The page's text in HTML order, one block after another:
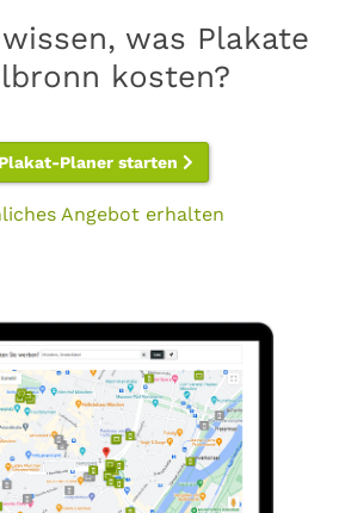
was Plakate
kosten?
Planer starten
Angebot erhalten